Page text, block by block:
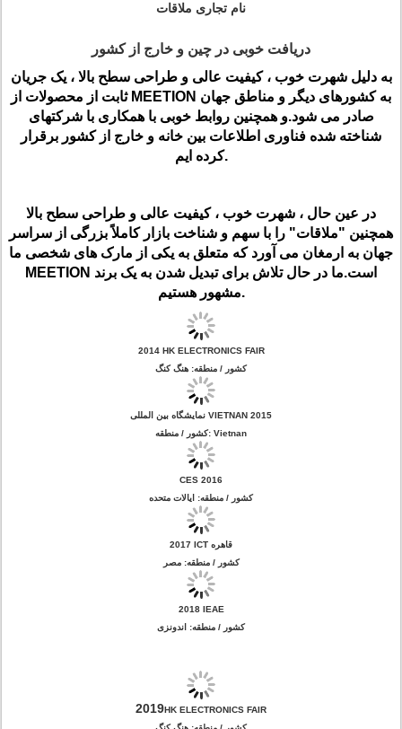
نام تجاری ملاقات
دریافت خوبی در چین و خارج از کشور
به دلیل شهرت خوب ، کیفیت عالی و طراحی سطح بالا ، یک جریان
ثابت از محصولات از MEETION به کشورهای دیگر و مناطق جهان
صادر می شود.و همچنین روابط خوبی با همکاری با شرکتهای
شناخته شده فناوری اطلاعات بین خانه و خارج از کشور برقرار
کرده ایم.
در عین حال ، شهرت خوب ، کیفیت عالی و طراحی سطح بالا
همچنین "ملاقات" را با سهم و شناخت بازار کاملاً بزرگی از سراسر
جهان به ارمغان می آورد که متعلق به یکی از مارک های شخصی ما
MEETION است.ما در حال تلاش برای تبدیل شدن به یک برند
مشهور هستیم.
2014 HK ELECTRONICS FAIR
کشور / منطقه: هنگ کنگ
نمایشگاه بین المللی VIETNAN 2015
کشور / منطقه: Vietnan
CES 2016
کشور / منطقه: ایالات متحده
2017 ICT قاهره
کشور / منطقه: مصر
2018 IEAE
کشور / منطقه: اندونزی
2019HK ELECTRONICS FAIR